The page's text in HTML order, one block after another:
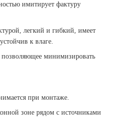
имитирует фактуру
легкий и гибкий, имеет
к влаге.
позволяющее минимизировать
при монтаже.
зоне рядом с источниками